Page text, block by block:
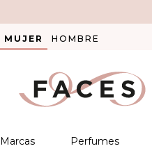
MUJER HOMBRE
Marcas Perfumes